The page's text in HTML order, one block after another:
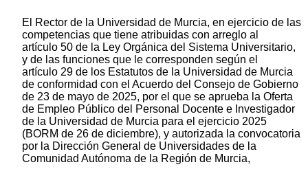
El Rector de la Universidad de Murcia, en ejercicio de las
competencias que tiene atribuidas con arreglo al
artículo 50 de la Ley Orgánica del Sistema Universitario,
y de las funciones que le corresponden según el
artículo 29 de los Estatutos de la Universidad de Murcia
de conformidad con el Acuerdo del Consejo de Gobierno
de 23 de mayo de 2025, por el que se aprueba la Oferta
de Empleo Público del Personal Docente e Investigador
de la Universidad de Murcia para el ejercicio 2025
(BORM de 26 de diciembre), y autorizada la convocatoria
por la Dirección General de Universidades de la
Comunidad Autónoma de la Región de Murcia,